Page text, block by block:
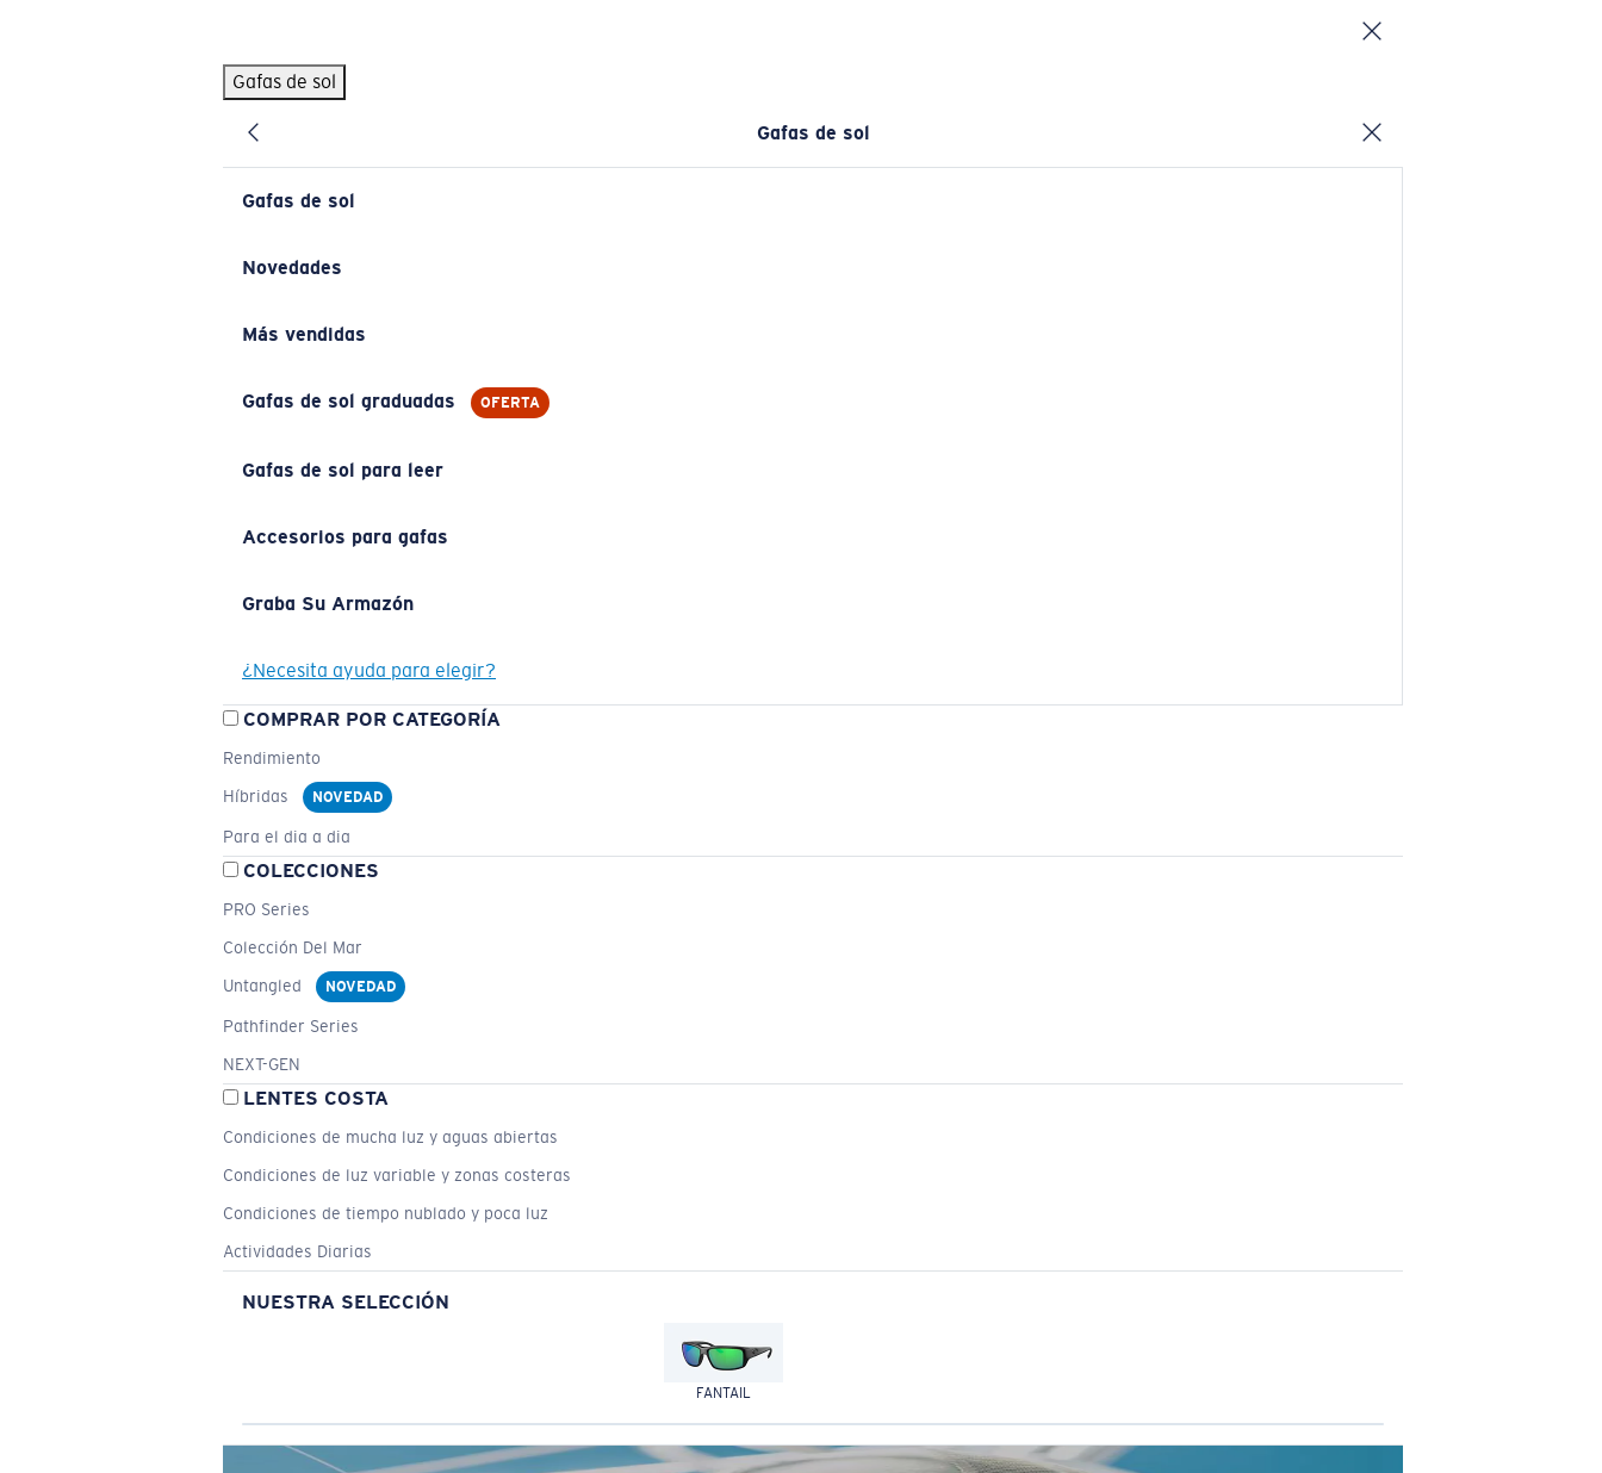
Gafas de sol
Gafas de sol
Gafas de sol
Novedades
Más vendidas
Gafas de sol graduadas OFERTA
Gafas de sol para leer
Accesorios para gafas
Graba Su Armazón
¿Necesita ayuda para elegir?
COMPRAR POR CATEGORÍA
Rendimiento
Híbridas
NOVEDAD
Para el dia a dia
COLECCIONES
PRO Series
Colección Del Mar
Untangled
NOVEDAD
Pathfinder Series
NEXT-GEN
LENTES COSTA
Condiciones de mucha luz y aguas abiertas
Condiciones de luz variable y zonas costeras
Condiciones de tiempo nublado y poca luz
Actividades Diarias
NUESTRA SELECCIÓN
FANTAIL
BÚSQUEDAS POPULARES
Pilothouse PRO Limited Edition Pack
Gafas de sol personalizadas
Los más vendidos de gafas de sol